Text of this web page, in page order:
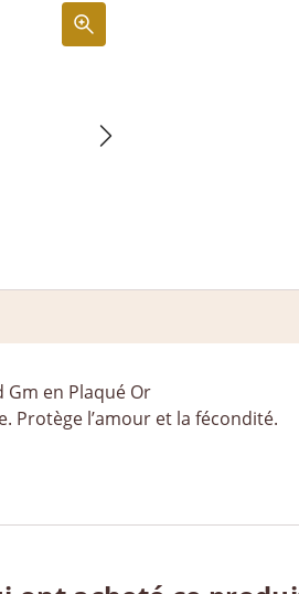
Gm en Plaqué Or
Protège l’amour et la fécondité.